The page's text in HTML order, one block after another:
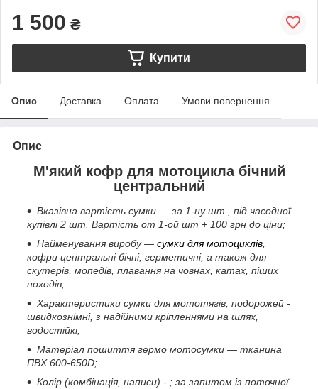
1 500 ₴
Купити
Опис Доставка Оплата Умови повернення
Опис
М'який кофр для мотоцикла бічний
центральний
Вказівна вартість сумки — за 1-ну шт., під часодної
купівлі 2 шт. Вартість от 1-ой шт + 100 грн до ціни;
Найменування виробу — сумки для мотоциклів,
кофри центральні бічні, герметичні, а також для
скутерів, мопедів, плавання на човнах, катах, піших
походів;
Характеристики сумки для мототягів, подорожей -
швидкознімні, з надійними кріпленнями на шлях,
водостійкі;
Матеріал пошиття гермо мотосумки — тканина
ПВХ 600-650D;
Колір (комбінація, написи) - ; за запитом із поточної